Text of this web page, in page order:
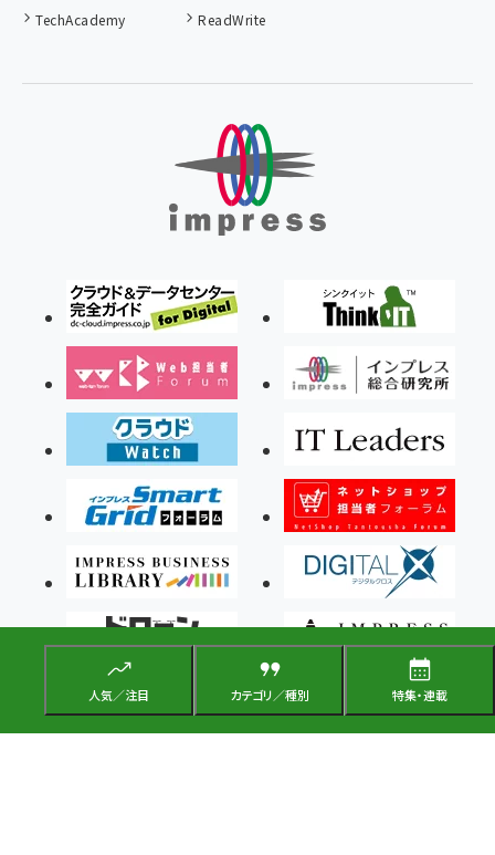
人気／注目 カテゴリ／種別 特集・連載
TechAcademy
ReadWrite